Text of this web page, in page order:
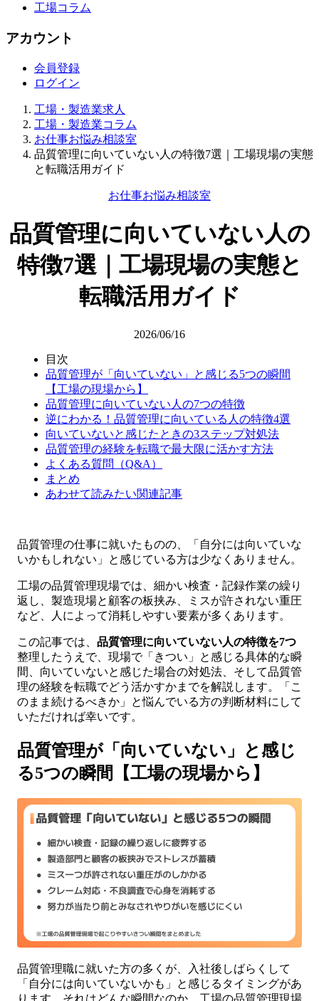
工場コラム
アカウント
会員登録
ログイン
工場・製造業求人
工場・製造業コラム
お仕事お悩み相談室
品質管理に向いていない人の特徴7選｜工場現場の実態
と転職活用ガイド
お仕事お悩み相談室
品質管理に向いていない人の
特徴7選｜工場現場の実態と
転職活用ガイド
2026/06/16
目次
品質管理が「向いていない」と感じる5つの瞬間
【工場の現場から】
品質管理に向いていない人の7つの特徴
逆にわかる！品質管理に向いている人の特徴4選
向いていないと感じたときの3ステップ対処法
品質管理の経験を転職で最大限に活かす方法
よくある質問（Q&A）
まとめ
あわせて読みたい関連記事
品質管理の仕事に就いたものの、「自分には向いていな
いかもしれない」と感じている方は少なくありません。
工場の品質管理現場では、細かい検査・記録作業の繰り
返し、製造現場と顧客の板挟み、ミスが許されない重圧
など、人によって消耗しやすい要素が多くあります。
この記事では、 品質管理に向いていない人の特徴を7つ
整理したうえで、現場で「きつい」と感じる具体的な瞬
間、向いていないと感じた場合の対処法、そして品質管
理の経験を転職でどう活かすかまでを解説します。「こ
のまま続けるべきか」と悩んでいる方の判断材料にして
いただければ幸いです。
品質管理が「向いていない」と感じ
る5つの瞬間【工場の現場から】
品質管理職に就いた方の多くが、入社後しばらくして
「自分には向いていないかも」と感じるタイミングがあ